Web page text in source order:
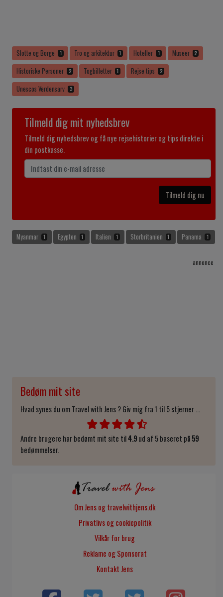
Slotte og Borge 1 Tro og arkitektur 1 Hoteller 1 Museer 2
Historiske Personer 2 Togbilletter 1 Rejse tips 2
Unescos Verdensarv 3
Tilmeld dig mit nyhedsbrev
Tilmeld dig nyhedsbrev og få nye rejsehistorier og tips direkte i
din postkasse.
Tilmeld dig nu
Myanmar 1 Egypten 1 Italien 1 Storbritanien 1 Panama 1
annonce
Bedøm mit site
Hvad synes du om Travel with Jens ? Giv mig fra 1 til 5 stjerner ...
Andre brugere har bedømt mit site til4.9ud af 5 baseret på59
bedømmelser.
Om Jens og travelwithjens.dk
Privatlivs og cookiepolitik
Vilkår for brug
Reklame og Sponsorat
Kontakt Jens